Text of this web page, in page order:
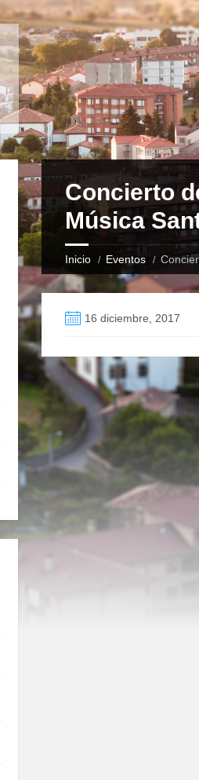
Concierto
Música
Inicio Eventos
16 diciembre, 2017